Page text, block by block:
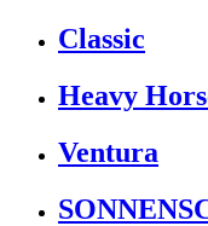
Classic
Heavy
Ventura